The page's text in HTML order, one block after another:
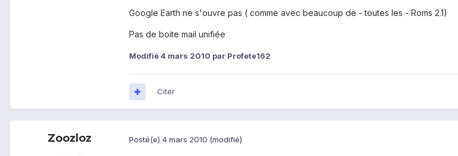
Google Earth ne s'ouvre pas ( comme avec beaucoup de - toutes les - Roms 2.1)
Pas de boite mail unifiée
Modifié4 mars 2010 par Profete162
Citer
Zoozloz Posté(e) 4 mars 2010 (modifié)